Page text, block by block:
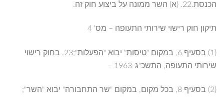
הכנסת.22. (א) השר ממונה על ביצוע חוק זה.
תיקון חוק רישוי שירותי התעופה – מס' 4
(1) בסעיף 6, במקום "טיסות" יבוא "הפעלות";23. בחוק רישוי
שירותי התעופה, התשכ"ג-1963 –
(2) בסעיף 8, בכל מקום, במקום "שר התחבורה" יבוא "השר";